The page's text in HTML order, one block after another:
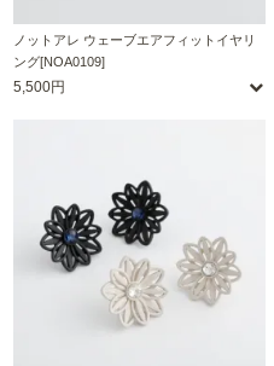
ノットアレ ウェーブエアフィットイヤリ
ング[NOA0109]
5,500円